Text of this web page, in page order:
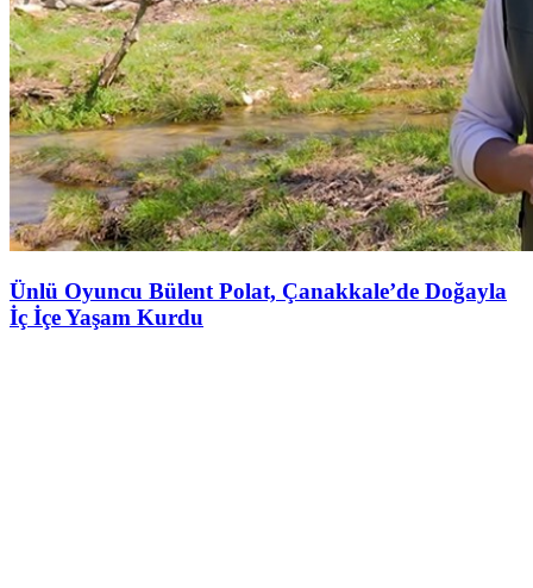
Ünlü Oyuncu Bülent Polat, Çanakkale’de Doğayla
İç İçe Yaşam Kurdu